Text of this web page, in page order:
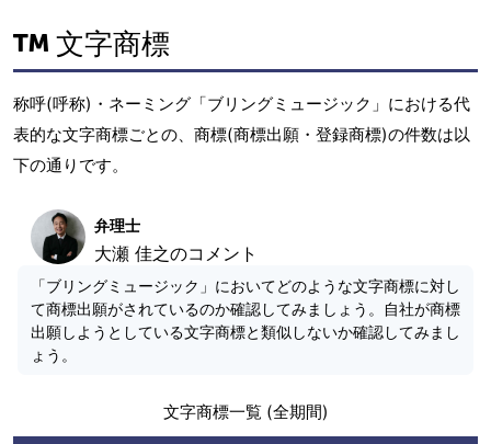
文字商標
称呼(呼称)・ネーミング「ブリングミュージック」における代
表的な文字商標ごとの、商標(商標出願・登録商標)の件数は以
下の通りです。
弁理士
大瀬 佳之のコメント
「ブリングミュージック」においてどのような文字商標に対し
て商標出願がされているのか確認してみましょう。自社が商標
出願しようとしている文字商標と類似しないか確認してみまし
ょう。
文字商標一覧 (全期間)